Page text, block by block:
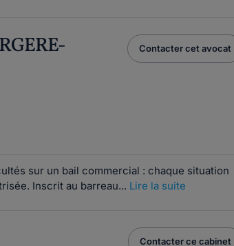
Contacter cet avocat
sur un bail commercial : chaque situation
Inscrit au barreau... Lire la suite
Contacter ce cabinet